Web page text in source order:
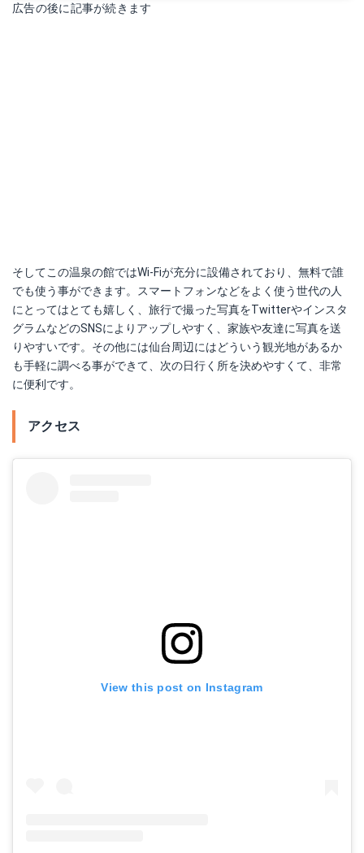
広告の後に記事が続きます
そしてこの温泉の館ではWi-Fiが充分に設備されており、無料で誰
でも使う事ができます。スマートフォンなどをよく使う世代の人
にとってはとても嬉しく、旅行で撮った写真をTwitterやインスタ
グラムなどのSNSによりアップしやすく、家族や友達に写真を送
りやすいです。その他には仙台周辺にはどういう観光地があるか
も手軽に調べる事ができて、次の日行く所を決めやすくて、非常
に便利です。
アクセス
View this post on Instagram